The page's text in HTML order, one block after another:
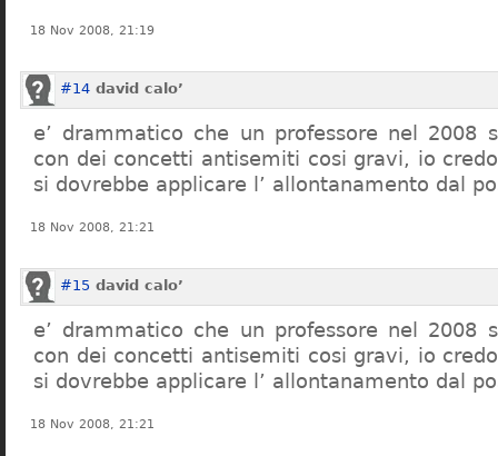
18 Nov 2008, 21:19
#14 david calo’
e’ drammatico che un professore nel 2008
con dei concetti antisemiti cosi gravi, io
si dovrebbe applicare l’ allontanamento dal
18 Nov 2008, 21:21
#15 david calo’
e’ drammatico che un professore nel 2008
con dei concetti antisemiti cosi gravi, io
si dovrebbe applicare l’ allontanamento dal
18 Nov 2008, 21:21